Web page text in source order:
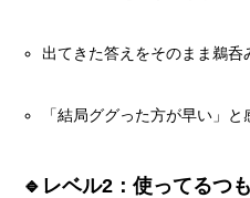
出てきた答えをそのまま鵜呑
「結局ググった方が早い」
🔹レベル2：使ってるつ